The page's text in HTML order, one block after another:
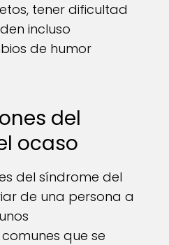
tener dificultad
incluso
de humor
del
ocaso
del síndrome del
de una persona a
que se